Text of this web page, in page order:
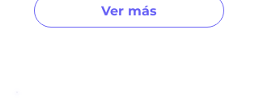
Ver más